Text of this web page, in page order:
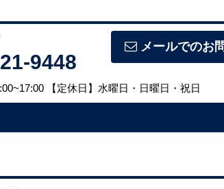
メールでのお
9448
【定休日】水曜日・日曜日・祝日